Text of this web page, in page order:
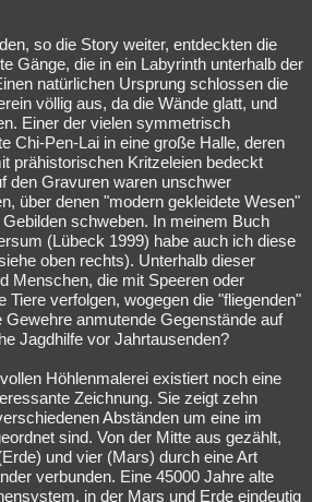
so die Story weiter, entdeckten die
Gänge, die in ein Labyrinth unterhalb der
natürlichen Ursprung schlossen die
völlig aus, da die Wände glatt, und
Einer der vielen symmetrisch
Chi-Pen-Lai in eine große Halle, deren
prähistorischen Kritzeleien bedeckt
den Gravuren waren unschwer
über denen "modern gekleidete Wesen"
schweben. In meinem Buch
(Lübeck 1999) habe auch ich diese
oben rechts). Unterhalb dieser
Menschen, die mit Speeren oder
Tiere verfolgen, wogegen die "fliegenden"
anmutende Gegenstände auf
Jagdhilfe vor Jahrtausenden?
Höhlenmalerei existiert noch eine
Zeichnung. Sie zeigt zehn
Abständen um eine im
sind. Von der Mitte aus gezählt,
und vier (Mars) durch eine Art
verbunden. Eine 45000 Jahre alte
in der Mars und Erde eindeutig